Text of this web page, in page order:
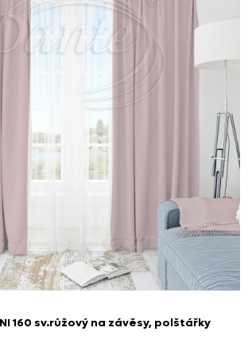
160 sv.růžový na závěsy, polštářky